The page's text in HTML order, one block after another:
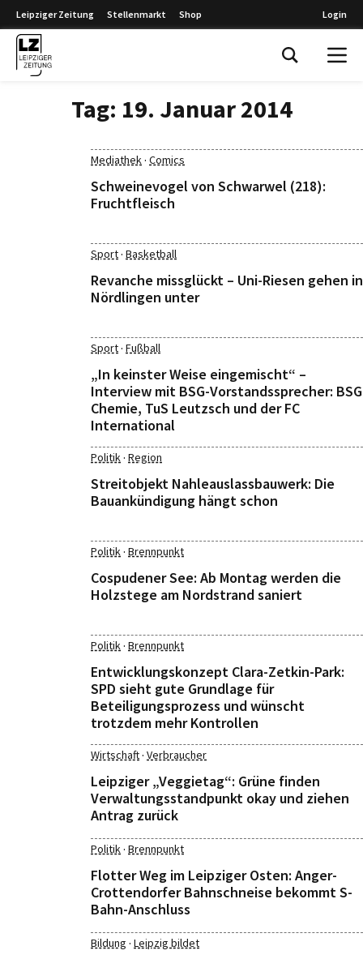
Leipziger Zeitung Stellenmarkt Shop Login
Tag: 19. Januar 2014
Mediathek· Comics
Schweinevogel von Schwarwel (218):
Fruchtfleisch
Sport· Basketball
Revanche missglückt – Uni-Riesen gehen in
Nördlingen unter
Sport· Fußball
„In keinster Weise eingemischt“ –
Interview mit BSG-Vorstandssprecher: BSG
Chemie, TuS Leutzsch und der FC
International
Politik· Region
Streitobjekt Nahleauslassbauwerk: Die
Bauankündigung hängt schon
Politik· Brennpunkt
Cospudener See: Ab Montag werden die
Holzstege am Nordstrand saniert
Politik· Brennpunkt
Entwicklungskonzept Clara-Zetkin-Park:
SPD sieht gute Grundlage für
Beteiligungsprozess und wünscht
trotzdem mehr Kontrollen
Wirtschaft· Verbraucher
Leipziger „Veggietag“: Grüne finden
Verwaltungsstandpunkt okay und ziehen
Antrag zurück
Politik· Brennpunkt
Flotter Weg im Leipziger Osten: Anger-
Crottendorfer Bahnschneise bekommt S-
Bahn-Anschluss
Bildung · Leipzig bildet